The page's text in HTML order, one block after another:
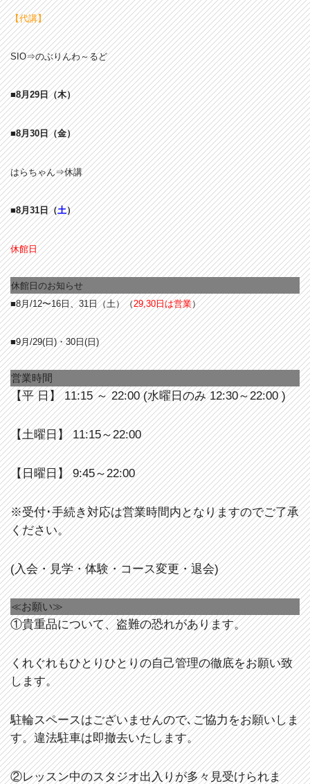
【代講】
SIO⇒のぶりんわ～るど
■8月29日（木）
■8月30日（金）
はらちゃん⇒休講
■8月31日（土）
休館日
休館日のお知らせ
■8月/12〜16日、31日（土）（29,30日は営業）
■9月/29(日)・30日(日)
営業時間
【平 日】 11:15 ～ 22:00 (水曜日のみ 12:30～22:00 )
【土曜日】 11:15～22:00
【日曜日】 9:45～22:00
※受付･手続き対応は営業時間内となりますのでご了承
ください。
(入会・見学・体験・コース変更・退会)
≪お願い≫
①貴重品について、盗難の恐れがあります。
くれぐれもひとりひとりの自己管理の徹底をお願い致
します。
駐輪スペースはございませんので､ご協力をお願いしま
す。違法駐車は即撤去いたします。
②レッスン中のスタジオ出入りが多々見受けられま